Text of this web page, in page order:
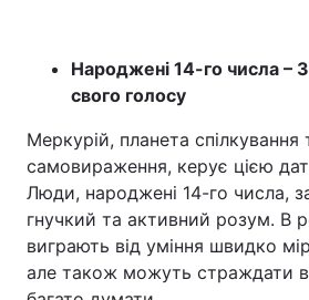
Народжені 14-го числа –
свого голосу
Меркурій, планета спілкування
самовираження, керує цією
Люди, народжені 14-го числа,
гнучкий та активний розум. В
виграють від уміння швидко
але також можуть страждати